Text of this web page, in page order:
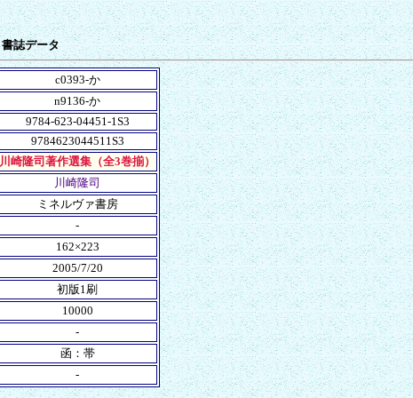
書誌データ
c0393-か
n9136-か
9784-623-04451-1S3
9784623044511S3
川崎隆司著作選集（全3巻揃）
川崎隆司
ミネルヴァ書房
-
162×223
2005/7/20
初版1刷
10000
-
函：帯
-